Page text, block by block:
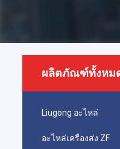
ผลิตภัณฑ์ทั้งหม
Liugong อะไหล่
อะไหล่เครื่องส่ง ZF